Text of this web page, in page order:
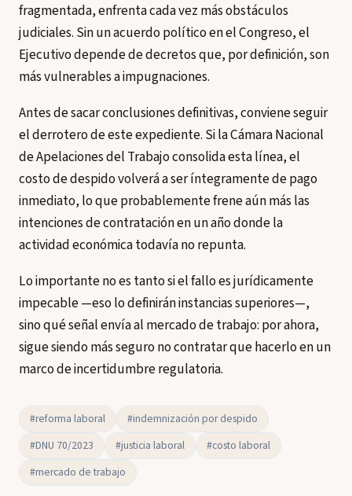
fragmentada, enfrenta cada vez más obstáculos
judiciales. Sin un acuerdo político en el Congreso, el
Ejecutivo depende de decretos que, por definición, son
más vulnerables a impugnaciones.
Antes de sacar conclusiones definitivas, conviene seguir
el derrotero de este expediente. Si la Cámara Nacional
de Apelaciones del Trabajo consolida esta línea, el
costo de despido volverá a ser íntegramente de pago
inmediato, lo que probablemente frene aún más las
intenciones de contratación en un año donde la
actividad económica todavía no repunta.
Lo importante no es tanto si el fallo es jurídicamente
impecable —eso lo definirán instancias superiores—,
sino qué señal envía al mercado de trabajo: por ahora,
sigue siendo más seguro no contratar que hacerlo en un
marco de incertidumbre regulatoria.
#reforma laboral
#indemnización por despido
#DNU 70/2023
#justicia laboral
#costo laboral
#mercado de trabajo